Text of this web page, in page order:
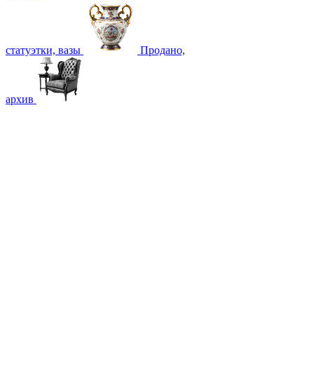
статуэтки, вазы Продано,
архив